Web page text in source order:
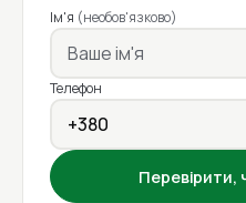
Ім'я (необов'язково)
Телефон
Перевірити,